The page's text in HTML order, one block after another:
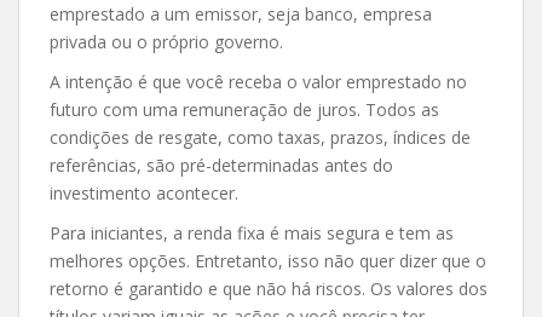
emprestado a um emissor, seja banco, empresa
privada ou o próprio governo.
A intenção é que você receba o valor emprestado no
futuro com uma remuneração de juros. Todos as
condições de resgate, como taxas, prazos, índices de
referências, são pré-determinadas antes do
investimento acontecer.
Para iniciantes, a renda fixa é mais segura e tem as
melhores opções. Entretanto, isso não quer dizer que o
retorno é garantido e que não há riscos. Os valores dos